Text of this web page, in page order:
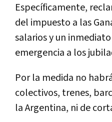
Específicamente,
del impuesto a las
salarios y un
emergencia a los
Por la medida no
colectivos, trenes,
la Argentina, ni de